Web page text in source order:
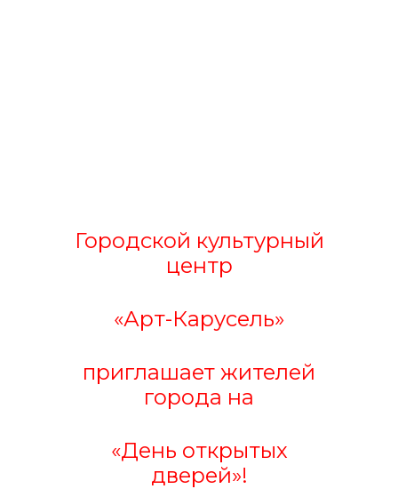
Городской культурный
центр
«Арт-Карусель»
приглашает жителей
города на
«День открытых
дверей»!